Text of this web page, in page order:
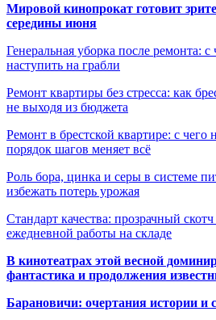
Мировой кинопрокат готовит
середины июня
Генеральная уборка после ремонта: с
наступить на грабли
Ремонт квартиры без стресса: как
не выходя из бюджета
Ремонт в брестской квартире: с чего
порядок шагов меняет всё
Роль бора, цинка и серы в системе
избежать потерь урожая
Стандарт качества: прозрачный
ежедневной работы на складе
В кинотеатрах этой весной
фантастика и продолжения
Барановичи: очертания истории и